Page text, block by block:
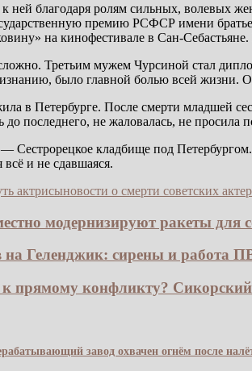
к ней благодаря ролям сильных,
премию РСФСР имени
на кинофестивале в Сан-
Третьим мужем Чурсиной стал
было главной болью всей жизни.
в Петербурге. После смерти младшей
последнего, не жаловалась, не просила
— Сестрорецкое кладбище под
и не сдавшаяся.
актрисыновости о смерти советских
модернизируют ракеты для
на Геленджик: сирены и работа
прямому конфликту?
завод охвачен огнём после